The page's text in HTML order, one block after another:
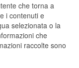
che torna a
i contenuti e
selezionata o la
che
raccolte sono